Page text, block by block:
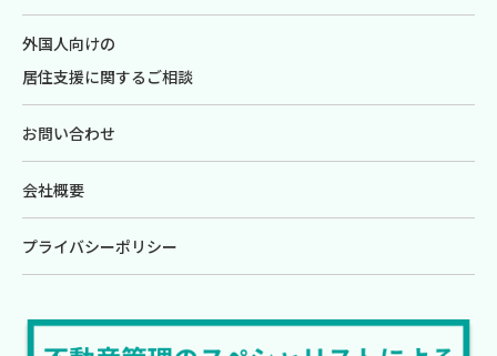
外国人向けの
居住支援に関するご相談
お問い合わせ
会社概要
プライバシーポリシー